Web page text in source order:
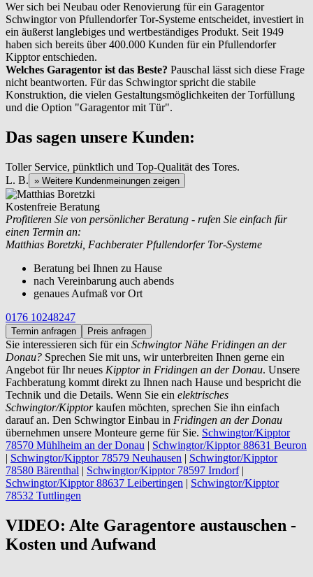
Wer sich bei Neubau oder Renovierung für ein Garagentor
Schwingtor von Pfullendorfer Tor-Systeme entscheidet, investiert in
ein äußerst langlebiges und wertbeständiges Produkt. Seit 1949
haben sich bereits über 400.000 Kunden für ein Pfullendorfer
Kipptor entschieden.
Welches Garagentor ist das Beste? Pauschal lässt sich diese Frage
nicht beantworten. Für das Schwingtor spricht die stabile
Konstruktion, die vielen Gestaltungsmöglichkeiten der Torfüllung
und die Option "Garagentor mit Tür".
Das sagen unsere Kunden:
Toller Service, pünktlich und Top-Qualität des Tores.
L. B. » Weitere Kundenmeinungen zeigen
Kostenfreie Beratung
Profitieren Sie von persönlicher Beratung - rufen Sie einfach für
einen Termin an:
Matthias Boretzki, Fachberater Pfullendorfer Tor-Systeme
Beratung bei Ihnen zu Hause
nach Vereinbarung auch abends
genaues Aufmaß vor Ort
0176 10248247
Termin anfragen Preis anfragen
Sie interessieren sich für ein Schwingtor Nähe Fridingen an der
Donau? Sprechen Sie mit uns, wir unterbreiten Ihnen gerne ein
Angebot für Ihr neues Kipptor in Fridingen an der Donau. Unsere
Fachberatung kommt direkt zu Ihnen nach Hause und bespricht die
Technik und die Details. Wenn Sie ein elektrisches
Schwingtor/Kipptorkaufen möchten, sprechen Sie ihn einfach
darauf an. Den Schwingtor Einbau in Fridingen an der Donau
übernehmen unsere Monteure gerne für Sie. Schwingtor/Kipptor
78570 Mühlheim an der Donau | Schwingtor/Kipptor 88631 Beuron
| Schwingtor/Kipptor 78579 Neuhausen | Schwingtor/Kipptor
78580 Bärenthal | Schwingtor/Kipptor 78597 Irndorf|
Schwingtor/Kipptor 88637 Leibertingen | Schwingtor/Kipptor
78532 Tuttlingen
VIDEO: Alte Garagentore austauschen -
Kosten und Aufwand